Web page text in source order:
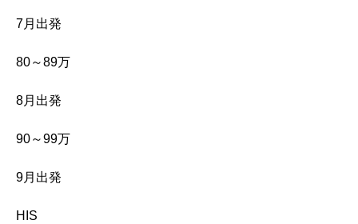
7月出発
80～89万
8月出発
90～99万
9月出発
HIS